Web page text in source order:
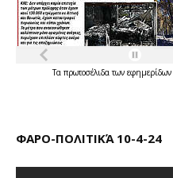
Τα πρωτοσέλιδατων εφημερίδων
ΦΑΡΟ-ΠΟΛΙΤΙΚΆ 10-4-24